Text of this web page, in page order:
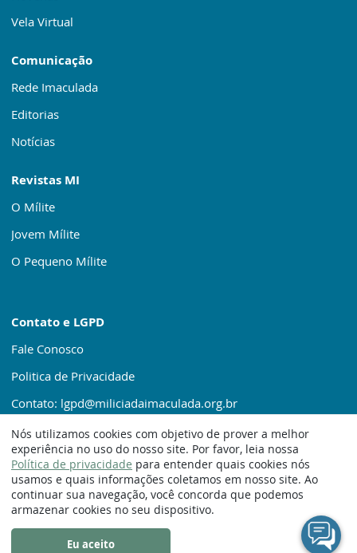
Vela Virtual
Comunicação
Rede Imaculada
Editorias
Notícias
Revistas MI
O Mílite
Jovem Mílite
O Pequeno Mílite
Contato e LGPD
Fale Conosco
Politica de Privacidade
Contato: lgpd@miliciadaimaculada.org.br
© 1920 – 2025. Milícia da Imaculada
Nós utilizamos cookies com objetivo de prover a melhor
experiência no uso do nosso site. Por favor, leia nossa
Política de privacidade para entender quais cookies nós
usamos e quais informações coletamos em nosso site. Ao
continuar sua navegação, você concorda que podemos
armazenar cookies no seu dispositivo.
Eu aceito